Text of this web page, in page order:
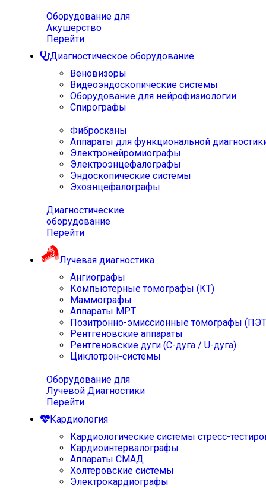
Оборудование для
Акушерство
Перейти
Диагностическое оборудование
Веновизоры
Видеоэндоскопические системы
Оборудование для нейрофизиологии
Спирографы
Фибросканы
Аппараты для функциональной
Электронейромиографы
Электроэнцефалографы
Эндоскопические системы
Эхоэнцефалографы
Диагностические
оборудование
Перейти
Лучевая диагностика
Ангиографы
Компьютерные томографы (КТ)
Маммографы
Аппараты МРТ
Позитронно-эмиссионные томографы
Рентгеновские аппараты
Рентгеновские дуги (С-дуга / U-дуга)
Циклотрон-системы
Оборудование для
Лучевой Диагностики
Перейти
Кардиология
Кардиологические системы стресс-
Кардиоинтервалографы
Аппараты СМАД
Холтеровские системы
Электрокардиографы